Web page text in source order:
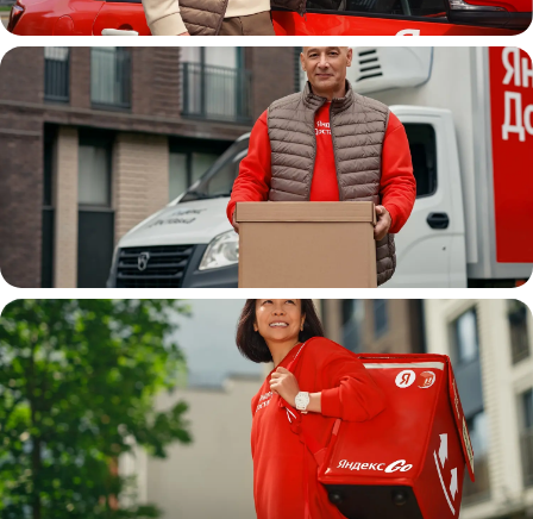
Автокурьер
Водитель
грузовой машины